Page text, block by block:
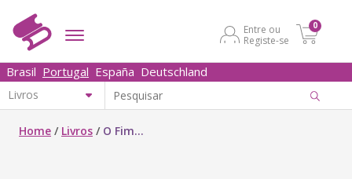
Entre ou
Registe-se
0
Brasil Portugal España Deutschland
Home / Livros / O Fim...